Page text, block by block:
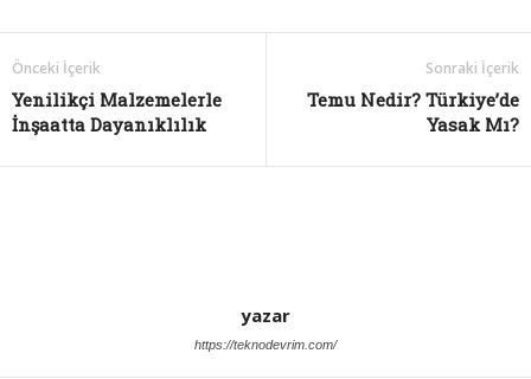
Önceki İçerik
Yenilikçi Malzemelerle
İnşaatta Dayanıklılık
Sonraki İçerik
Temu Nedir? Türkiye’de
Yasak Mı?
yazar
https://teknodevrim.com/